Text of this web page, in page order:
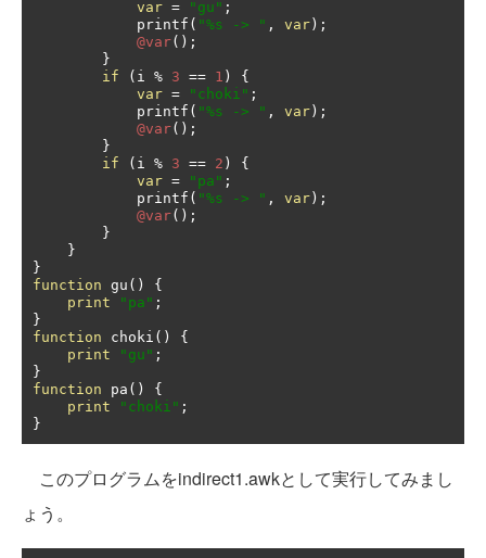
var = "gu" ;
            printf
( "%s -> " , var );
@var();
}
if
( i % 3 == 1 )
{
var = "choki" ;
            printf
( "%s -> " , var );
@var();
}
if
( i % 3 == 2 )
{
var = "pa" ;
            printf
( "%s -> " , var );
@var();
}
}
}
function gu ()
{
print
"pa" ;
}
function choki ()
{
print
"gu" ;
}
function pa ()
{
print
"choki" ;
}
このプログラムをindirect1.awkとして実行してみまし
ょう。